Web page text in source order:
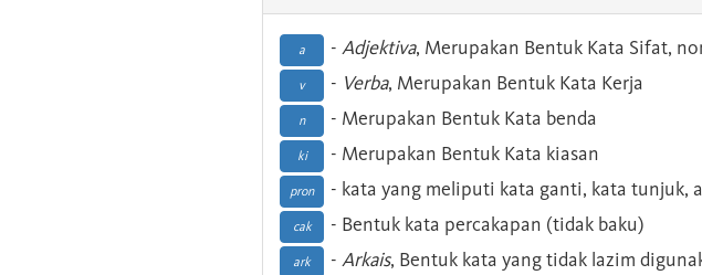
a - Adjektiva, Merupakan Bentuk Kata Sifat,
v - Verba, Merupakan Bentuk Kata Kerja
n - Merupakan Bentuk Kata benda
ki - Merupakan Bentuk Kata kiasan
pron - kata yang meliputi kata ganti, kata tunjuk,
cak - Bentuk kata percakapan (tidak baku)
ark - Arkais, Bentuk kata yang tidak lazim